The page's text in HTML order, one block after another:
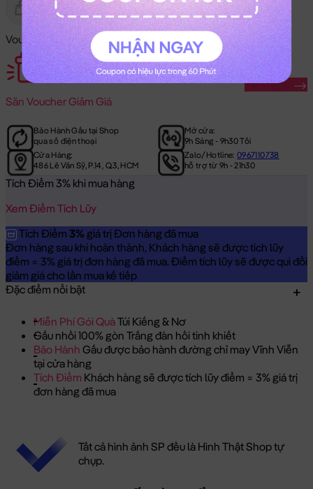
Gửi Tặng Hết Hàng
Voucher Mã Khuyến Mãi:
Săn Voucher Giảm Giá
Săn Ngay
Bảo Hành Gấu tại Shop
qua số điện thoại
Mở cửa:
9h Sáng - 9h30 Tối
Cửa Hàng:
486 Lê Văn Sỹ, P.14, Q.3, HCM
Zalo/Hotline:0967110738
hỗ trợ từ 9h - 21h30
Tích Điểm 3% khi mua hàng
Xem Điểm Tích Lũy
Tích Điểm 3% giá trị Đơn hàng đã mua
Đơn hàng sau khi hoàn thành, Khách hàng sẽ được tích lũy
điểm = 3% giá trị đơn hàng đã mua. Điểm tích lũy sẽ được qui đổi
giảm giá cho lần mua kế tiếp
Đặc điểm nổi bật
Miễn Phí Gói QuàTúi Kiếng & Nơ
Gấu nhồi 100% gòn Trắng đàn hồi tinh khiết
Bảo Hành Gấu được bảo hành đường chỉ may Vĩnh Viễn
tại cửa hàng
Tích Điểm Khách hàng sẽ được tích lũy điểm = 3% giá trị
đơn hàng đã mua
Tất cả hình ảnh SP đều là Hình Thật Shop tự
chụp.